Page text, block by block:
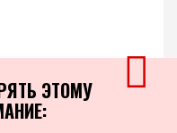
ЭТОМУ